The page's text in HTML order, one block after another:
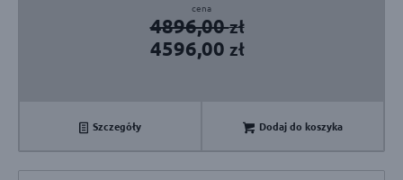
4896,00zł
Pierwotna
cena
wynosiła:
4596,00 zł
Aktualna
cena
wynosi:
Dodaj do koszyka
Szczegóły